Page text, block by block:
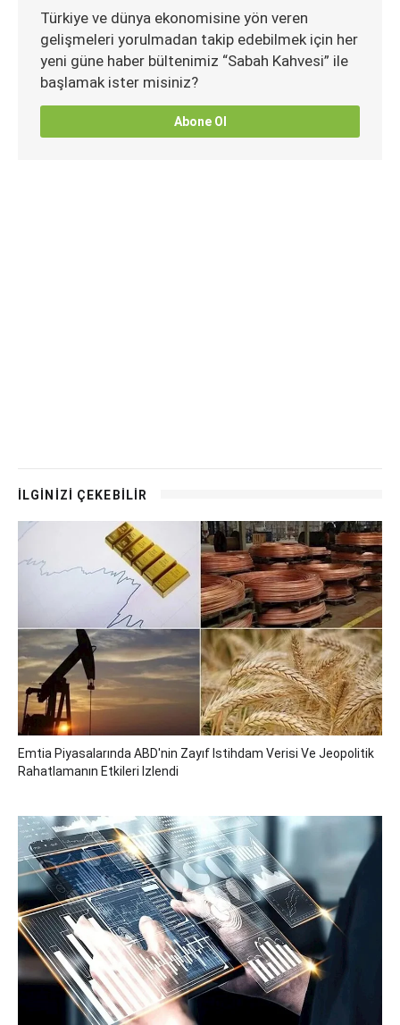
Türkiye ve dünya ekonomisine yön veren
gelişmeleri yorulmadan takip edebilmek için her
yeni güne haber bültenimiz “Sabah Kahvesi” ile
başlamak ister misiniz?
Abone Ol
İLGİNİZİ ÇEKEBİLİR
Emtia Piyasalarında ABD'nin Zayıf Istihdam Verisi Ve Jeopolitik
Rahatlamanın Etkileri Izlendi